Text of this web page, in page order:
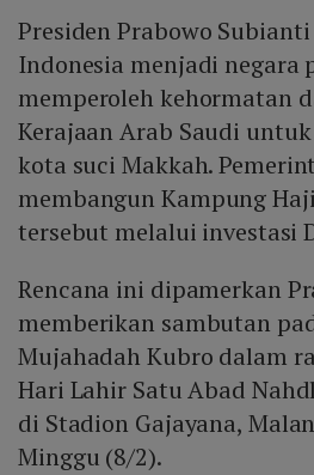
Presiden Prabowo
Indonesia menjadi negara
memperoleh kehormatan
Kerajaan Arab Saudi
kota suci Makkah.
membangun Kampung
tersebut melalui investasi
Rencana ini dipamerkan
memberikan sambutan
Mujahadah Kubro dalam
Hari Lahir Satu Abad
di Stadion Gajayana,
Minggu (8/2).